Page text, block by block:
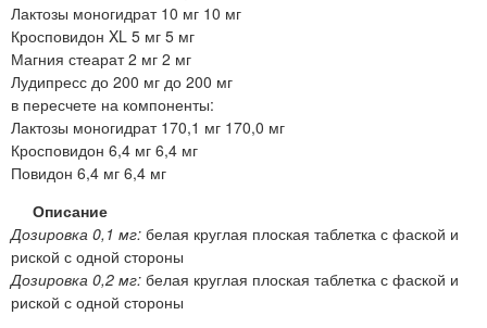
Лактозы моногидрат 10 мг 10 мг
Кросповидон XL 5 мг 5 мг
Магния стеарат 2 мг 2 мг
Лудипресс до 200 мг до 200 мг
в пересчете на компоненты:
Лактозы моногидрат 170,1 мг 170,0 мг
Кросповидон 6,4 мг 6,4 мг
Повидон 6,4 мг 6,4 мг
Описание
Дозировка 0,1 мг: белая круглая плоская таблетка с фаской и
риской с одной стороны
Дозировка 0,2 мг: белая круглая плоская таблетка с фаской и
риской с одной стороны